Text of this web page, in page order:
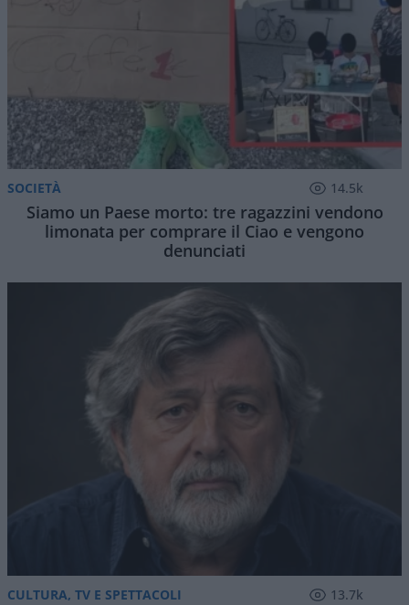
SOCIETÀ 14.5k
Siamo un Paese morto: tre ragazzini vendono
limonata per comprare il Ciao e vengono
denunciati
CULTURA, TV E SPETTACOLI 13.7k